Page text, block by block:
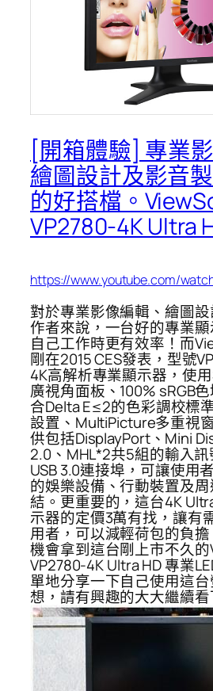
[開箱體驗] 專業
繪圖設計及影音
的好搭檔。
VP2780-4K Ultra
https://www.youtube.com/
對於專業影像編輯、繪圖
作者來說，一台好的專業
自己工作時更有效率！而
剛在2015 CES發表，型號
4K高解析專業顯示器，使
廣視角面板、100% sRGB
合Delta E≤2的色彩調校標
設置、MultiPicture多重視
供包括DisplayPort、Mini
2.0、MHL*2共5組的輸入
USB 3.0連接埠，可讓使用
的娛樂設備、行動裝置及
結。更重要的，這台4K
示器的定價3萬有找，讓有
用者，可以減輕荷包的負
機會拿到這台剛上市不久
VP2780-4K Ultra HD 專業
單地分享一下自己使用這
想，請有興趣的大大繼續